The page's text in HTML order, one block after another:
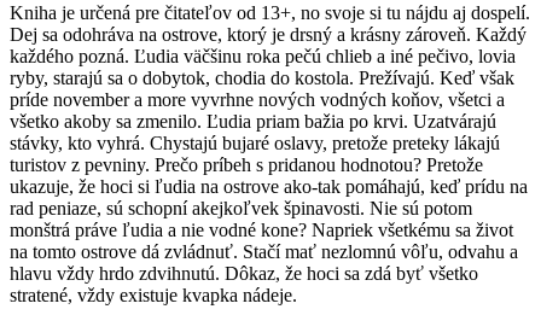
Kniha je určená pre čitateľov od 13+, no svoje si tu nájdu aj dospelí.
Dej sa odohráva na ostrove, ktorý je drsný a krásny zároveň. Každý
každého pozná. Ľudia väčšinu roka pečú chlieb a iné pečivo, lovia
ryby, starajú sa o dobytok, chodia do kostola. Prežívajú. Keď však
príde november a more vyvrhne nových vodných koňov, všetci a
všetko akoby sa zmenilo. Ľudia priam bažia po krvi. Uzatvárajú
stávky, kto vyhrá. Chystajú bujaré oslavy, pretože preteky lákajú
turistov z pevniny. Prečo príbeh s pridanou hodnotou? Pretože
ukazuje, že hoci si ľudia na ostrove ako-tak pomáhajú, keď prídu na
rad peniaze, sú schopní akejkoľvek špinavosti. Nie sú potom
monštrá práve ľudia a nie vodné kone? Napriek všetkému sa život
na tomto ostrove dá zvládnuť. Stačí mať nezlomnú vôľu, odvahu a
hlavu vždy hrdo zdvihnutú. Dôkaz, že hoci sa zdá byť všetko
stratené, vždy existuje kvapka nádeje.